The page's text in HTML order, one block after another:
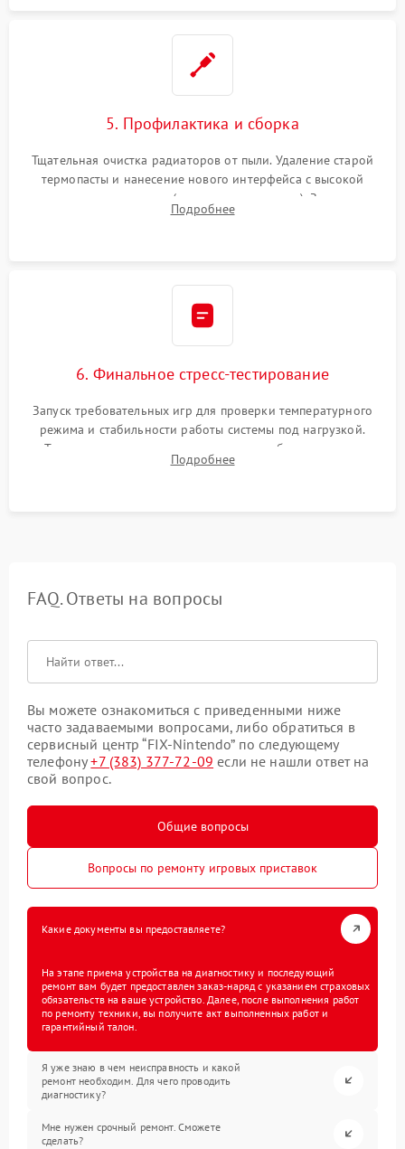
5. Профилактика и сборка
Тщательная очистка радиаторов от пыли. Удаление старой
термопасты и нанесение нового интерфейса с высокой
теплопроводностью (или жидкого металла). Замена
термопрокладок. Аккуратная сборка консоли и подключение
Подробнее
6. Финальное стресс-тестирование
Запуск требовательных игр для проверки температурного
режима и стабильности работы системы под нагрузкой.
Тестирование привода, синхронизации беспроводных
геймпадов, выхода в сеть и выдачи изображения без
Подробнее
FAQ. Ответы на вопросы
Вы можете ознакомиться с приведенными ниже
часто задаваемыми вопросами, либо обратиться в
сервисный центр “FIX-Nintendo” по следующему
телефону+7 (383) 377-72-09 если не нашли ответ на
свой вопрос.
Общие вопросы
Вопросы по ремонту игровых приставок
Какие документы вы предоставляете?
На этапе приема устройства на диагностику и последующий
ремонт вам будет предоставлен заказ-наряд с указанием страховых
обязательств на ваше устройство. Далее, после выполнения работ
по ремонту техники, вы получите акт выполненных работ и
гарантийный талон.
Я уже знаю в чем неисправность и какой
ремонт необходим. Для чего проводить
диагностику?
Мне нужен срочный ремонт. Сможете
сделать?